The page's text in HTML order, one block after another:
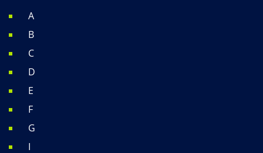
A
B
C
D
E
F
G
I